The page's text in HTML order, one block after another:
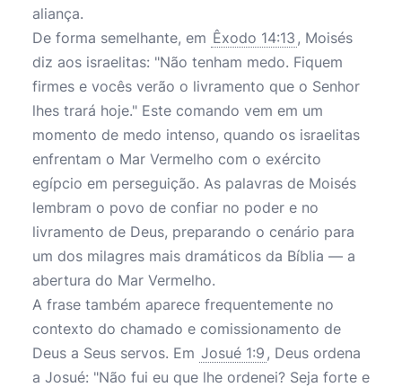
aliança.
De forma semelhante, em Êxodo 14:13 , Moisés
diz aos israelitas: "Não tenham medo. Fiquem
firmes e vocês verão o livramento que o Senhor
lhes trará hoje." Este comando vem em um
momento de medo intenso, quando os israelitas
enfrentam o Mar Vermelho com o exército
egípcio em perseguição. As palavras de Moisés
lembram o povo de confiar no poder e no
livramento de Deus, preparando o cenário para
um dos milagres mais dramáticos da Bíblia — a
abertura do Mar Vermelho.
A frase também aparece frequentemente no
contexto do chamado e comissionamento de
Deus a Seus servos. Em Josué 1:9 , Deus ordena
a Josué: "Não fui eu que lhe ordenei? Seja forte e